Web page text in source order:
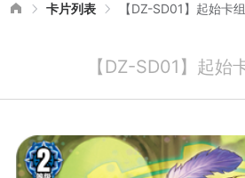
卡片列表 【DZ-SD01】起始卡
【DZ-SD01】起始